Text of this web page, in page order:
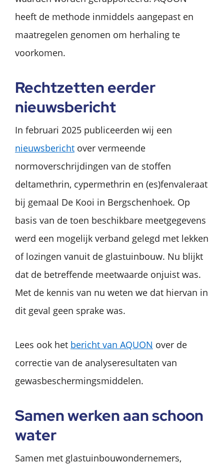
heeft de methode inmiddels aangepast en
maatregelen genomen om herhaling te
voorkomen.
Rechtzetten eerder
nieuwsbericht
In februari 2025 publiceerden wij een
nieuwsbericht over vermeende
normoverschrijdingen van de stoffen
deltamethrin, cypermethrin en (es)fenvaleraat
bij gemaal De Kooi in Bergschenhoek. Op
basis van de toen beschikbare meetgegevens
werd een mogelijk verband gelegd met lekken
of lozingen vanuit de glastuinbouw. Nu blijkt
dat de betreffende meetwaarde onjuist was.
Met de kennis van nu weten we dat hiervan in
dit geval geen sprake was.
Lees ook het bericht van AQUON over de
correctie van de analyseresultaten van
gewasbeschermingsmiddelen.
Samen werken aan schoon
water
Samen met glastuinbouwondernemers,